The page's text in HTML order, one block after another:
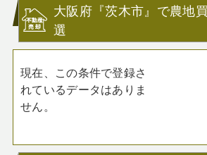
大阪府『茨木市』で農地
選
現在、この条件で登録さ
れているデータはありま
せん。